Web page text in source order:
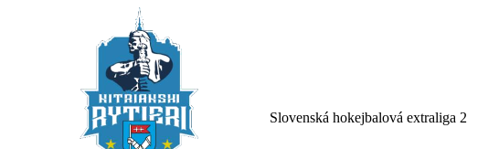
Slovenská hokejbalová extraliga 2